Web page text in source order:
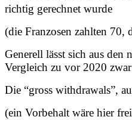
richtig gerechnet wurde
(die Franzosen zahlten
Generell lässt sich aus
Vergleich zu vor 2020
Die “gross withdrawals”,
(ein Vorbehalt wäre hier